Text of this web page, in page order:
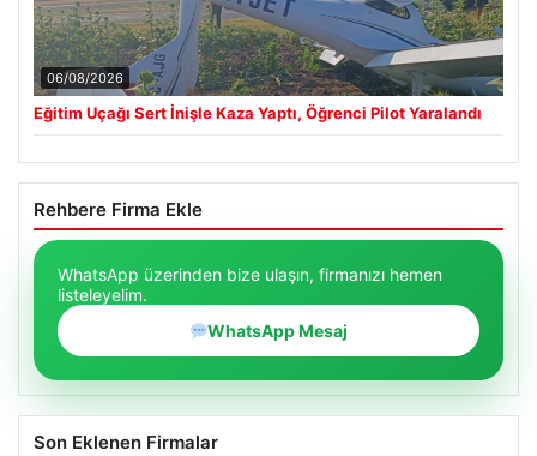
06/08/2026
Eğitim Uçağı Sert İnişle Kaza Yaptı, Öğrenci Pilot Yaralandı
Rehbere Firma Ekle
WhatsApp üzerinden bize ulaşın, firmanızı hemen
listeleyelim.
WhatsApp Mesaj
Son Eklenen Firmalar